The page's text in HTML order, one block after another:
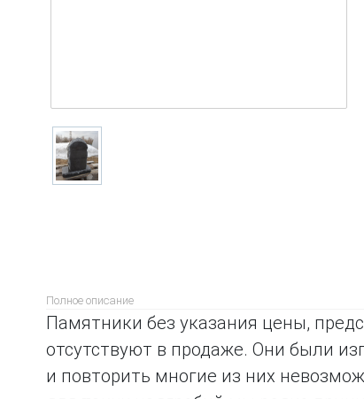
Полное описание
Памятники без указания цены,
отсутствуют в продаже. Они были
и повторить многие из них